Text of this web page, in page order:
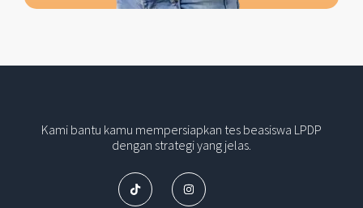
Kami bantu kamu mempersiapkan tes beasiswa LPDP
dengan strategi yang jelas.